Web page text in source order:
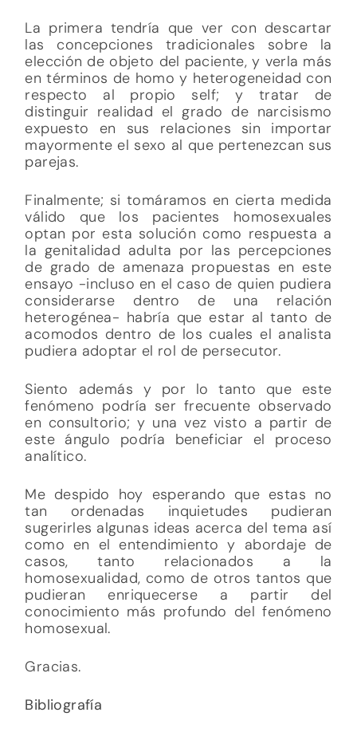
La primera tendría que ver con descartar
las concepciones tradicionales sobre la
elección de objeto del paciente, y verla más
en términos de homo y heterogeneidad con
respecto al propio self; y tratar de
distinguir realidad el grado de narcisismo
expuesto en sus relaciones sin importar
mayormente el sexo al que pertenezcan sus
parejas.
Finalmente; si tomáramos en cierta medida
válido que los pacientes homosexuales
optan por esta solución como respuesta a
la genitalidad adulta por las percepciones
de grado de amenaza propuestas en este
ensayo -incluso en el caso de quien pudiera
considerarse dentro de una relación
heterogénea- habría que estar al tanto de
acomodos dentro de los cuales el analista
pudiera adoptar el rol de persecutor.
Siento además y por lo tanto que este
fenómeno podría ser frecuente observado
en consultorio; y una vez visto a partir de
este ángulo podría beneficiar el proceso
analítico.
Me despido hoy esperando que estas no
tan ordenadas inquietudes pudieran
sugerirles algunas ideas acerca del tema así
como en el entendimiento y abordaje de
casos, tanto relacionados a la
homosexualidad, como de otros tantos que
pudieran enriquecerse a partir del
conocimiento más profundo del fenómeno
homosexual.
Gracias.
Bibliografía